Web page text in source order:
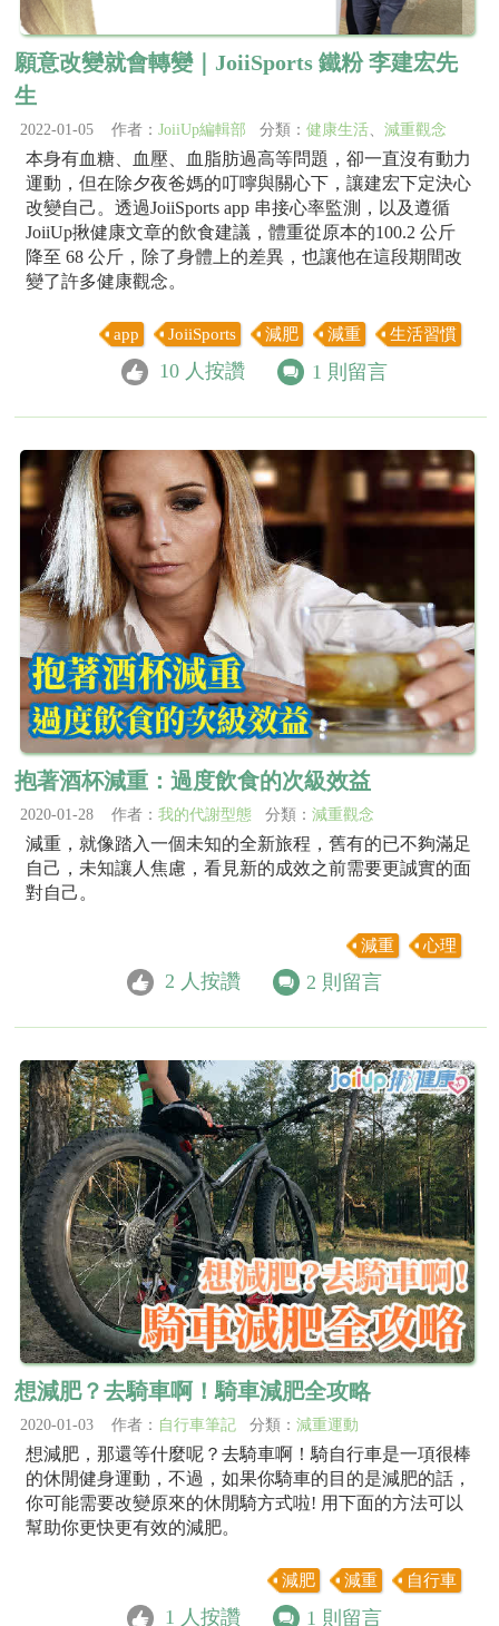
願意改變就會轉變｜JoiiSports 鐵粉 李建宏先
生
2022-01-05 作者： JoiiUp編輯部 分類： 健康生活、 減重觀念
本身有血糖、血壓、血脂肪過高等問題，卻一直沒有動力
運動，但在除夕夜爸媽的叮嚀與關心下，讓建宏下定決心
改變自己。透過JoiiSports app 串接心率監測，以及遵循
JoiiUp揪健康文章的飲食建議，體重從原本的100.2 公斤
降至 68 公斤，除了身體上的差異，也讓他在這段期間改
變了許多健康觀念。
app JoiiSports 減肥 減重 生活習慣
10 人按讚 1 則留言
抱著酒杯減重：過度飲食的次級效益
2020-01-28 作者： 我的代謝型態 分類： 減重觀念
減重，就像踏入一個未知的全新旅程，舊有的已不夠滿足
自己，未知讓人焦慮，看見新的成效之前需要更誠實的面
對自己。
減重 心理
2 人按讚 2 則留言
想減肥？去騎車啊！騎車減肥全攻略
2020-01-03 作者： 自行車筆記 分類： 減重運動
想減肥，那還等什麼呢？去騎車啊！騎自行車是一項很棒
的休閒健身運動，不過，如果你騎車的目的是減肥的話，
你可能需要改變原來的休閒騎方式啦! 用下面的方法可以
幫助你更快更有效的減肥。
減肥 減重 自行車
1 人按讚 1 則留言